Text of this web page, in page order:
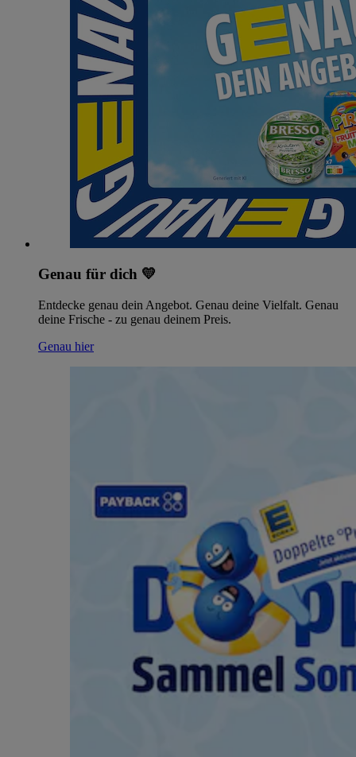
Genau für dich 💛
Entdecke genau dein Angebot. Genau deine Vielfalt. Genau
deine Frische - zu genau deinem Preis.
Genau hier